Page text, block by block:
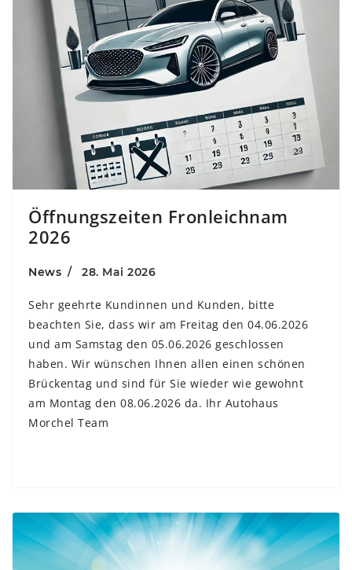
Öffnungszeiten Fronleichnam
2026
News 28. Mai 2026
Sehr geehrte Kundinnen und Kunden, bitte
beachten Sie, dass wir am Freitag den 04.06.2026
und am Samstag den 05.06.2026 geschlossen
haben. Wir wünschen Ihnen allen einen schönen
Brückentag und sind für Sie wieder wie gewohnt
am Montag den 08.06.2026 da. Ihr Autohaus
Morchel Team